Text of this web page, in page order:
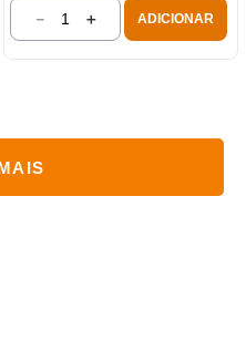
＋
－ ADICIONAR